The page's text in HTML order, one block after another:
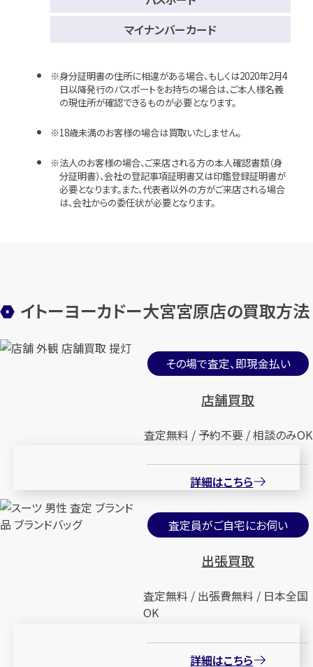
マイナンバーカード
身分証明書の住所に相違がある場合、もしくは2020年2月4
日以降発行のパスポートをお持ちの場合は、ご本人様名義
の現住所が確認できるものが必要となります。
18歳未満のお客様の場合は買取いたしません。
法人のお客様の場合、ご来店される方の本人確認書類（身
分証明書）、会社の登記事項証明書又は印鑑登録証明書が
必要となります。また、代表者以外の方がご来店される場合
は、会社からの委任状が必要となります。
イトーヨーカドー大宮宮原店の買取方法
その場で査定、即現金払い
店舗買取
査定無料 / 予約不要 / 相談のみOK
詳細はこちら
査定員がご自宅にお伺い
出張買取
査定無料 / 出張費無料 / 日本全国
OK
詳細はこちら